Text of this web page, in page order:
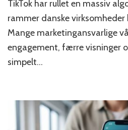
TikTok har rullet en massiv
rammer danske
Mange marketingansvarlige
engagement, færre visninger
simpelt…